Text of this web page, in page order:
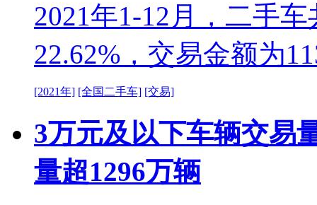
2021年1-12月，二手
22.62%，交易金额为
[2021年] [全国二手车] [交易]
3万元及以下车辆交易
量超1296万辆